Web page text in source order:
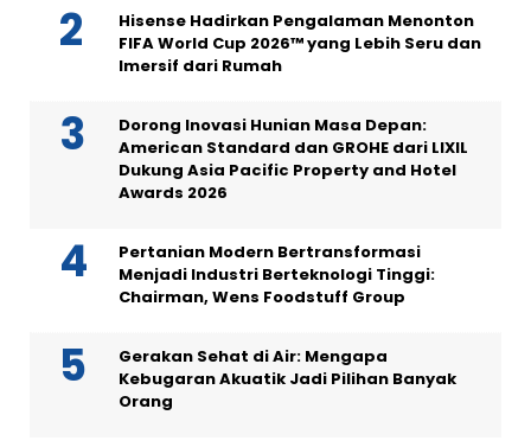
Hisense Hadirkan Pengalaman Menonton
FIFA World Cup 2026™ yang Lebih Seru dan
Imersif dari Rumah
Dorong Inovasi Hunian Masa Depan:
American Standard dan GROHE dari LIXIL
Dukung Asia Pacific Property and Hotel
Awards 2026
Pertanian Modern Bertransformasi
Menjadi Industri Berteknologi Tinggi:
Chairman, Wens Foodstuff Group
Gerakan Sehat di Air: Mengapa
Kebugaran Akuatik Jadi Pilihan Banyak
Orang